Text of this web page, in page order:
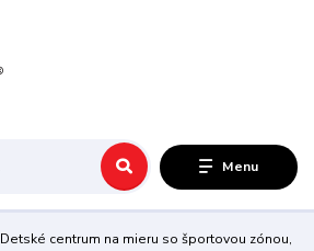
Menu
Detské centrum na mieru so športovou zónou,